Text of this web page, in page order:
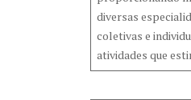
diversas
coletivas e
atividades que